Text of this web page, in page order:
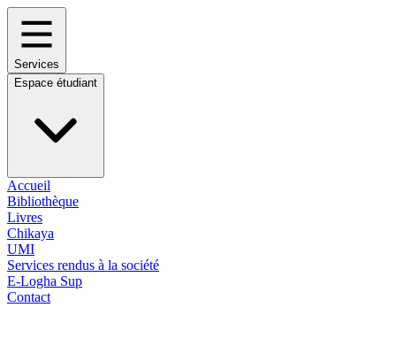
Services
Espace étudiant
Accueil
Bibliothèque
Livres
Chikaya
UMI
Services rendus à la société
E-Logha Sup
Contact